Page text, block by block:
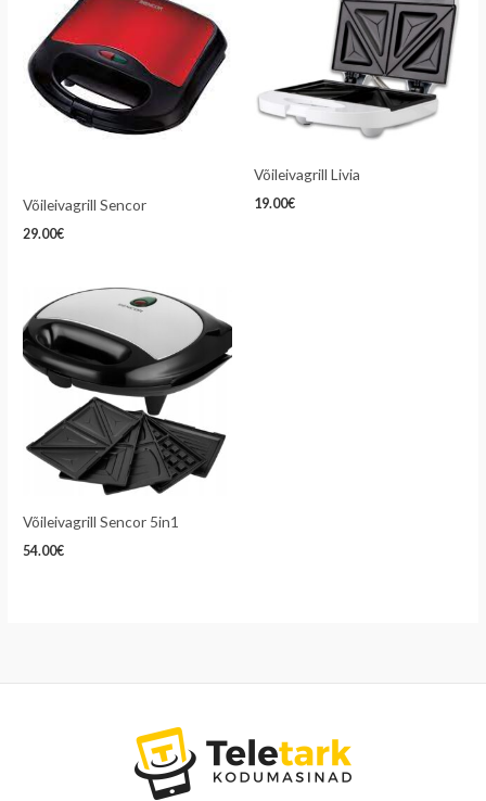
Võileivagrill Sencor
29.00€
Võileivagrill Livia
19.00€
Võileivagrill Sencor 5in1
54.00€